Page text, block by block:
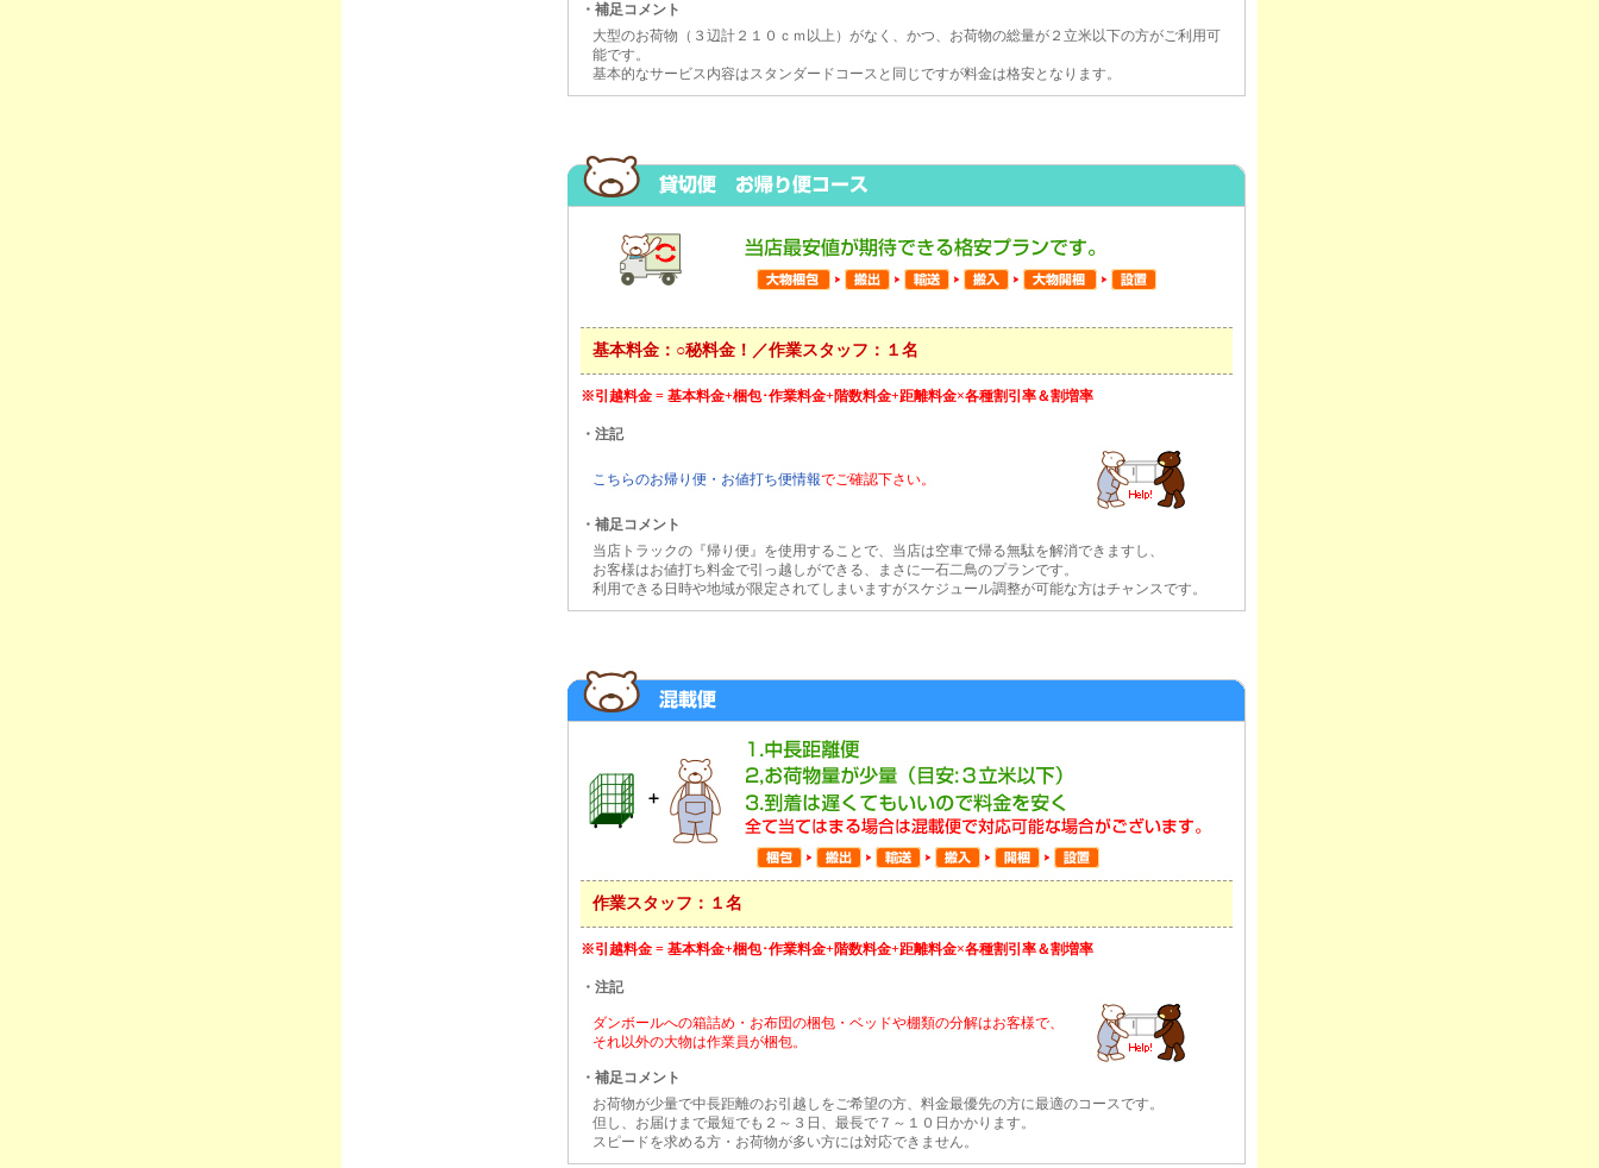
・補足コメント
大型のお荷物（３辺計２１０ｃｍ以上）がなく、かつ、お荷物の総量が２立米以下の方がご利用可
能です。
基本的なサービス内容はスタンダードコースと同じですが料金は格安となります。
基本料金：○秘料金！／作業スタッフ：１名
※引越料金 = 基本料金+梱包･作業料金+階数料金+距離料金×各種割引率＆割増率
・注記
こちらのお帰り便・お値打ち便情報でご確認下さい。
・補足コメント
当店トラックの『帰り便』を使用することで、当店は空車で帰る無駄を解消できますし、
お客様はお値打ち料金で引っ越しができる、まさに一石二鳥のプランです。
利用できる日時や地域が限定されてしまいますがスケジュール調整が可能な方はチャンスです。
作業スタッフ：１名
※引越料金 = 基本料金+梱包･作業料金+階数料金+距離料金×各種割引率＆割増率
・注記
ダンボールへの箱詰め・お布団の梱包・ベッドや棚類の分解はお客様で、
それ以外の大物は作業員が梱包。
・補足コメント
お荷物が少量で中長距離のお引越しをご希望の方、料金最優先の方に最適のコースです。
但し、お届けまで最短でも２～３日、最長で７～１０日かかります。
スピードを求める方・お荷物が多い方には対応できません。